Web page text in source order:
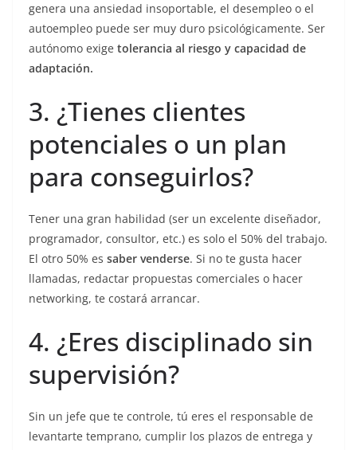
genera una ansiedad insoportable, el desempleo o el
autoempleo puede ser muy duro psicológicamente. Ser
autónomo exige tolerancia al riesgo y capacidad de
adaptación.
3. ¿Tienes clientes
potenciales o un plan
para conseguirlos?
Tener una gran habilidad (ser un excelente diseñador,
programador, consultor, etc.) es solo el 50% del trabajo.
El otro 50% es saber venderse. Si no te gusta hacer
llamadas, redactar propuestas comerciales o hacer
networking, te costará arrancar.
4. ¿Eres disciplinado sin
supervisión?
Sin un jefe que te controle, tú eres el responsable de
levantarte temprano, cumplir los plazos de entrega y